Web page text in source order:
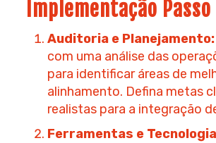
Implementação Passo
Auditoria e Planejamento:
com uma análise das
para identificar áreas de
alinhamento. Defina metas
realistas para a integração
Ferramentas e